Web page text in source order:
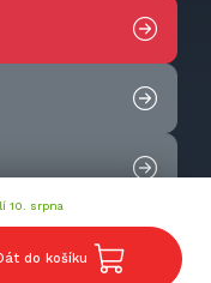
10. srpna
do košíku